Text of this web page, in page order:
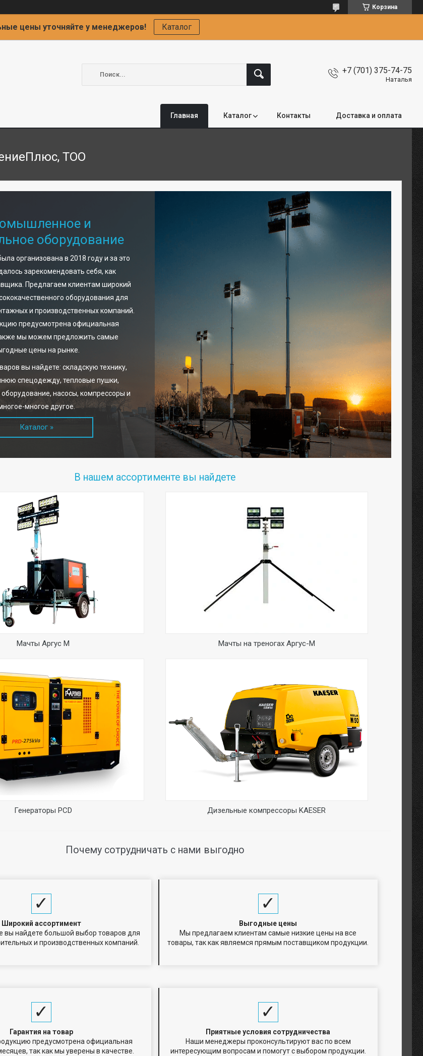
Корзина
цены уточняйте у менеджеров! Каталог
+7 (701) 375-74-75
Наталья
Главная Каталог Контакты Доставка и оплата
ТОО
и
оборудование
организована в 2018 году и за это
зарекомендовать себя, как
Предлагаем клиентам широкий
оборудования для
и производственных компаний.
предусмотрена официальная
мы можем предложить самые
цены на рынке.
вы найдете: складскую технику,
спецодежду, тепловые пушки,
насосы, компрессоры и
многое другое.
Каталог »
В нашем ассортименте вы найдете
мачты ARGUS для установки
осветительных приборов и другого
нагрузкам, легко собираются и
Мачты Аргус М
Компактные и мобильные мачты ARGUS на складных
треногах — идеальны для быстрого развёртывания
оборудования на местности. Устойчивая конструкция,
телескопическая регулировка высоты, удобная
транспортировка.
Мачты на треногах Аргус-М
PCA Power для дома или
надежное вложение в успешное будущее
генераторы любого размера и
от Ваших потребностей, от 5 кВА
городах Казахстана.
Генераторы PCD
Kaeser М 50 – строительный компрессор, предназначенный
для высокой нагрузки. Он работает тихо и экономично.
Сочетание двигателя и блока компрессора образуют
максимально производительный агрегат.
Дизельные компрессоры KAESER
Почему сотрудничать с нами выгодно
Широкий ассортимент
вы найдете большой выбор товаров для
и производственных компаний.
Выгодные цены
Мы предлагаем клиентам самые низкие цены на все
товары, так как являемся прямым поставщиком продукции.
Гарантия на товар
предусмотрена официальная
так как мы уверены в качестве.
Приятные условия сотрудничества
Наши менеджеры проконсультируют вас по всем
интересующим вопросам и помогут с выбором продукции.